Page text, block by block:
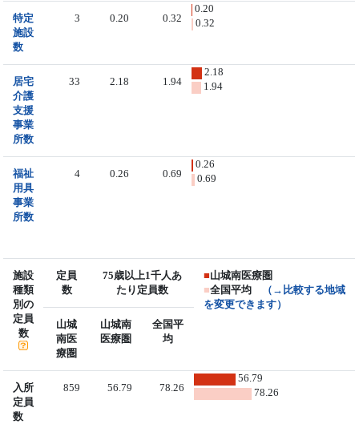
特定
施設
数
3 0.20 0.32
0.20
0.32
居宅
介護
支援
事業
所数
33 2.18 1.94
2.18
1.94
福祉
用具
事業
所数
4 0.26 0.69
0.26
0.69
施設
種類
別の
定員
数
定員
数
75歳以上1千人あ
たり定員数
■山城南医療圏
■全国平均
（→比較する地域
を変更できます）
山城
南医
療圏
山城南
医療圏
全国平
均
入所
定員
数
859 56.79 78.26
56.79
78.26